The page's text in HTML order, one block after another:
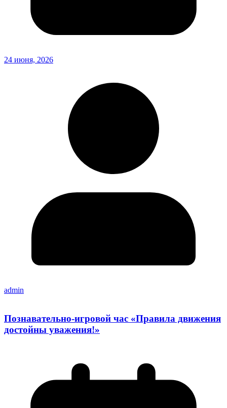
24 июня, 2026
admin
Познавательно-игровой час «Правила движения
достойны уважения!»